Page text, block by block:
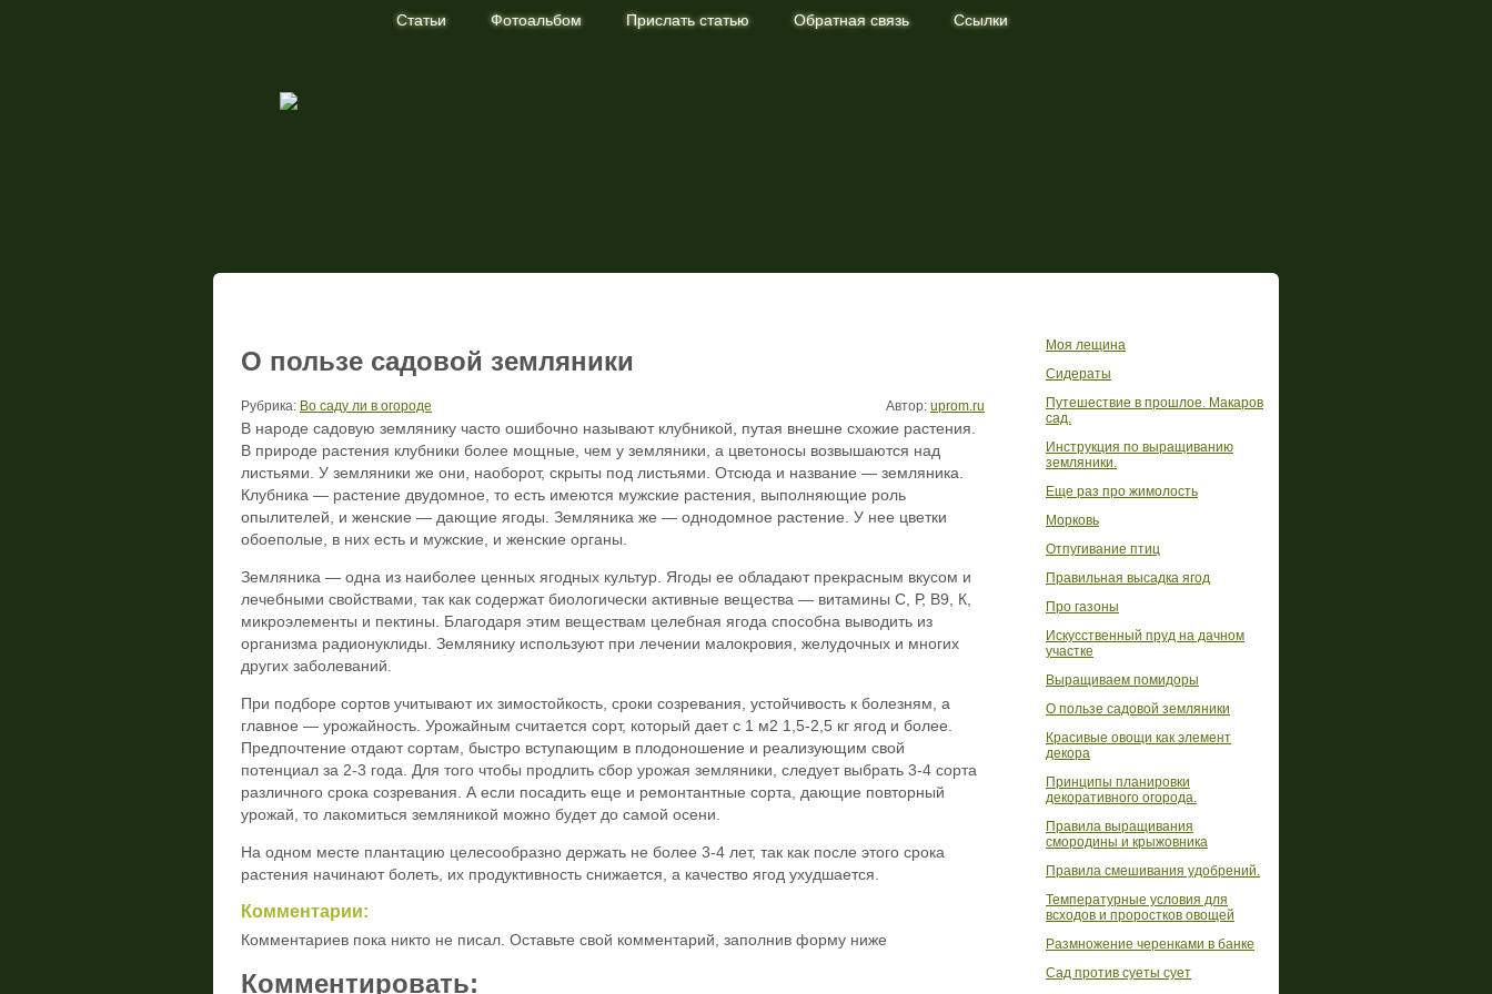
Статьи Фотоальбом Прислать статью Обратная связь Ссылки
О пользе садовой земляники
Рубрика: Во саду ли в огороде Автор: uprom.ru
В народе садовую землянику часто ошибочно называют клубникой, путая внешне схожие растения.
В природе растения клубники более мощные, чем у земляники, а цветоносы возвышаются над
листьями. У земляники же они, наоборот, скрыты под листьями. Отсюда и название — земляника.
Клубника — растение двудомное, то есть имеются мужские растения, выполняющие роль
опылителей, и женские — дающие ягоды. Земляника же — однодомное растение. У нее цветки
обоеполые, в них есть и мужские, и женские органы.
Земляника — одна из наиболее ценных ягодных культур. Ягоды ее обладают прекрасным вкусом и
лечебными свойствами, так как содержат биологически активные вещества — витамины С, Р, В9, К,
микроэлементы и пектины. Благодаря этим веществам целебная ягода способна выводить из
организма радионуклиды. Землянику используют при лечении малокровия, желудочных и многих
других заболеваний.
При подборе сортов учитывают их зимостойкость, сроки созревания, устойчивость к болезням, а
главное — урожайность. Урожайным считается сорт, который дает с 1 м2 1,5-2,5 кг ягод и более.
Предпочтение отдают сортам, быстро вступающим в плодоношение и реализующим свой
потенциал за 2-3 года. Для того чтобы продлить сбор урожая земляники, следует выбрать 3-4 сорта
различного срока созревания. А если посадить еще и ремонтантные сорта, дающие повторный
урожай, то лакомиться земляникой можно будет до самой осени.
На одном месте плантацию целесообразно держать не более 3-4 лет, так как после этого срока
растения начинают болеть, их продуктивность снижается, а качество ягод ухудшается.
Комментарии:
Комментариев пока никто не писал. Оставьте свой комментарий, заполнив форму ниже
Комментировать:
Моя лещина
Сидераты
Путешествие в прошлое. Макаров
сад.
Инструкция по выращиванию
земляники.
Еще раз про жимолость
Морковь
Отпугивание птиц
Правильная высадка ягод
Про газоны
Искусственный пруд на дачном
участке
Выращиваем помидоры
О пользе садовой земляники
Красивые овощи как элемент
декора
Принципы планировки
декоративного огорода.
Правила выращивания
смородины и крыжовника
Правила смешивания удобрений.
Температурные условия для
всходов и проростков овощей
Размножение черенками в банке
Сад против суеты сует